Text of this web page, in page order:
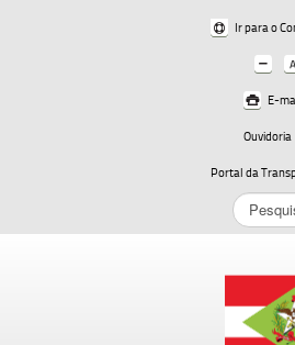
Ir para o
E-
Ouvidoria
Portal da